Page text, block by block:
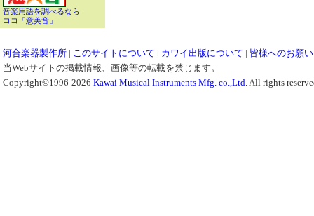
音楽用語を調べるなら
ココ「意美音」
河合楽器製作所 | このサイトについて | カワイ出版について | 皆様へのお願い
当Webサイトの掲載情報、画像等の転載を禁じます。
Copyright©1996-2026 Kawai Musical Instruments Mfg. co.,Ltd.All rights